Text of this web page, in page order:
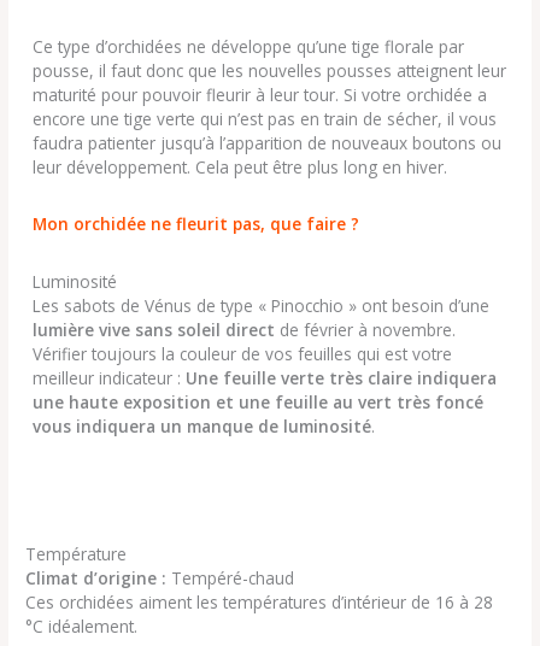
Ce type d’orchidées ne développe qu’une tige florale par
pousse, il faut donc que les nouvelles pousses atteignent leur
maturité pour pouvoir fleurir à leur tour. Si votre orchidée a
encore une tige verte qui n’est pas en train de sécher, il vous
faudra patienter jusqu’à l’apparition de nouveaux boutons ou
leur développement. Cela peut être plus long en hiver.
Mon orchidée ne fleurit pas, que faire ?
Luminosité
Les sabots de Vénus de type « Pinocchio » ont besoin d’une
lumière vive sans soleil direct de février à novembre.
Vérifier toujours la couleur de vos feuilles qui est votre
meilleur indicateur : Une feuille verte très claire indiquera
une haute exposition et une feuille au vert très foncé
vous indiquera un manque de luminosité.
Température
Climat d’origine : Tempéré-chaud
Ces orchidées aiment les températures d’intérieur de 16 à 28
°C idéalement.